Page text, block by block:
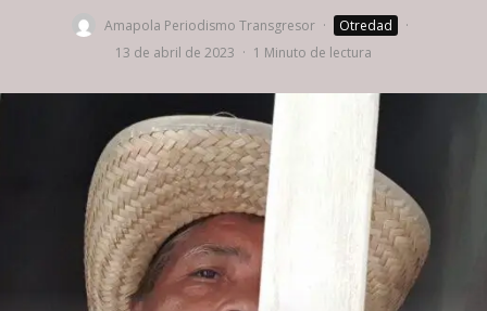
Amapola Periodismo Transgresor · Otredad
·
13 de abril de 2023 · 1 Minuto de lectura